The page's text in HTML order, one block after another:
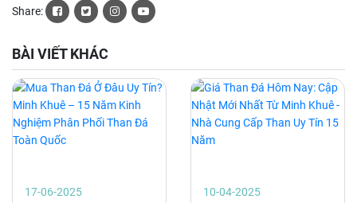
Share:
BÀI VIẾT KHÁC
17-06-2025 10-04-2025